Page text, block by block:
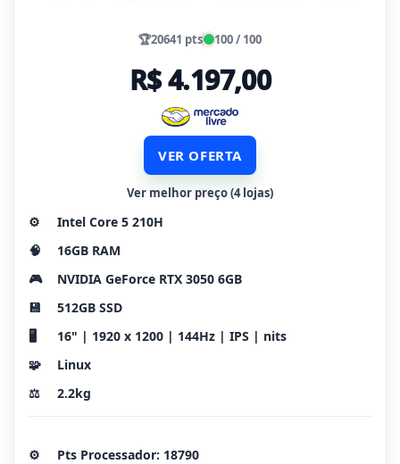
🏆20641 pts 100 / 100
R$ 4.197,00
VER OFERTA
Ver melhor preço (4 lojas)
⚙️
Intel Core 5 210H
🧠
16GB RAM
🎮
NVIDIA GeForce RTX 3050 6GB
💾
512GB SSD
🖥️
16" | 1920 x 1200 | 144Hz | IPS | nits
🧩
Linux
⚖️
2.2kg
⚙️
Pts Processador: 18790